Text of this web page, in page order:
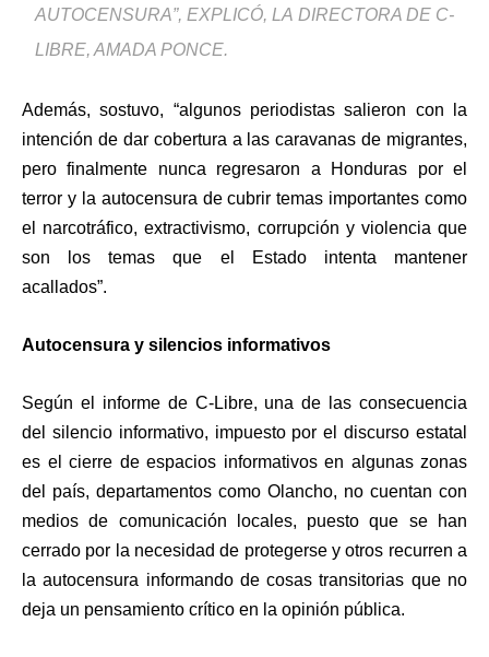
AUTOCENSURA”, EXPLICÓ, LA DIRECTORA DE C-
LIBRE, AMADA PONCE.
Además, sostuvo, “algunos periodistas salieron con la
intención de dar cobertura a las caravanas de migrantes,
pero finalmente nunca regresaron a Honduras por el
terror y la autocensura de cubrir temas importantes como
el narcotráfico, extractivismo, corrupción y violencia que
son los temas que el Estado intenta mantener
acallados”.
Autocensura y silencios informativos
Según el informe de C-Libre, una de las consecuencia
del silencio informativo, impuesto por el discurso estatal
es el cierre de espacios informativos en algunas zonas
del país, departamentos como Olancho, no cuentan con
medios de comunicación locales, puesto que se han
cerrado por la necesidad de protegerse y otros recurren a
la autocensura informando de cosas transitorias que no
deja un pensamiento crítico en la opinión pública.